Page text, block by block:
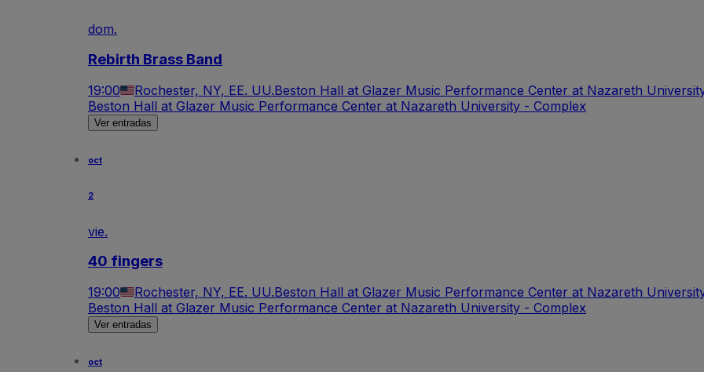
dom.
Rebirth Brass Band
19:00 Rochester, NY, EE. UU.Beston Hall at Glazer Music Performance Center at Nazareth
Beston Hall at Glazer Music Performance Center at Nazareth University - Complex
Ver entradas
oct
2
vie.
40 fingers
19:00 Rochester, NY, EE. UU.Beston Hall at Glazer Music Performance Center at Nazareth
Beston Hall at Glazer Music Performance Center at Nazareth University - Complex
Ver entradas
oct